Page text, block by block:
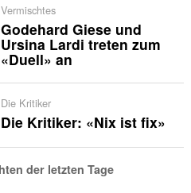
Vermischtes
Godehard Giese und
Ursina Lardi treten zum
«Duell» an
Die Kritiker
Die Kritiker: «Nix ist fix»
der letzten Tage